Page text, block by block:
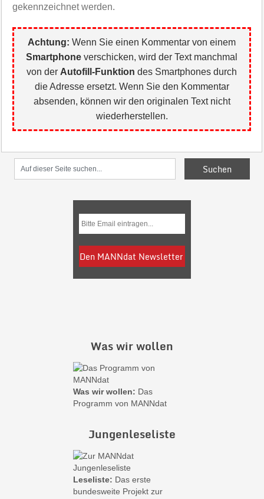
gekennzeichnet werden.
Achtung: Wenn Sie einen Kommentar von einem
Smartphone verschicken, wird der Text manchmal
von der Autofill-Funktion des Smartphones durch
die Adresse ersetzt. Wenn Sie den Kommentar
absenden, können wir den originalen Text nicht
wiederherstellen.
Was wir wollen
Was wir wollen: Das
Programm von MANNdat
Jungenleseliste
Leseliste: Das erste
bundesweite Projekt zur